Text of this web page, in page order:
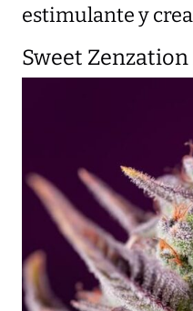
estimulante y
Sweet